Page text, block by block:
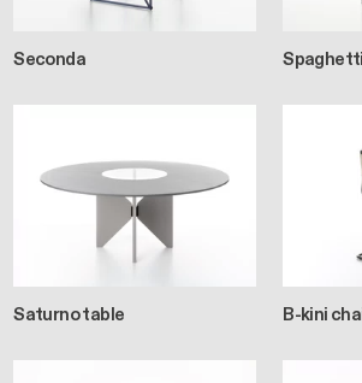
Seconda
Saturno table B-kini